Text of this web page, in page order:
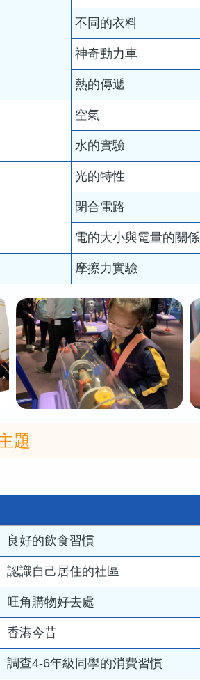
不同的衣料
神奇動力車
熱的傳遞
空氣
水的實驗
光的特性
閉合電路
電的大小與電量的關係
摩擦力實驗
題
良好的飲食習慣
認識自己居住的社區
旺角購物好去處
香港今昔
調查4-6年級同學的消費習慣